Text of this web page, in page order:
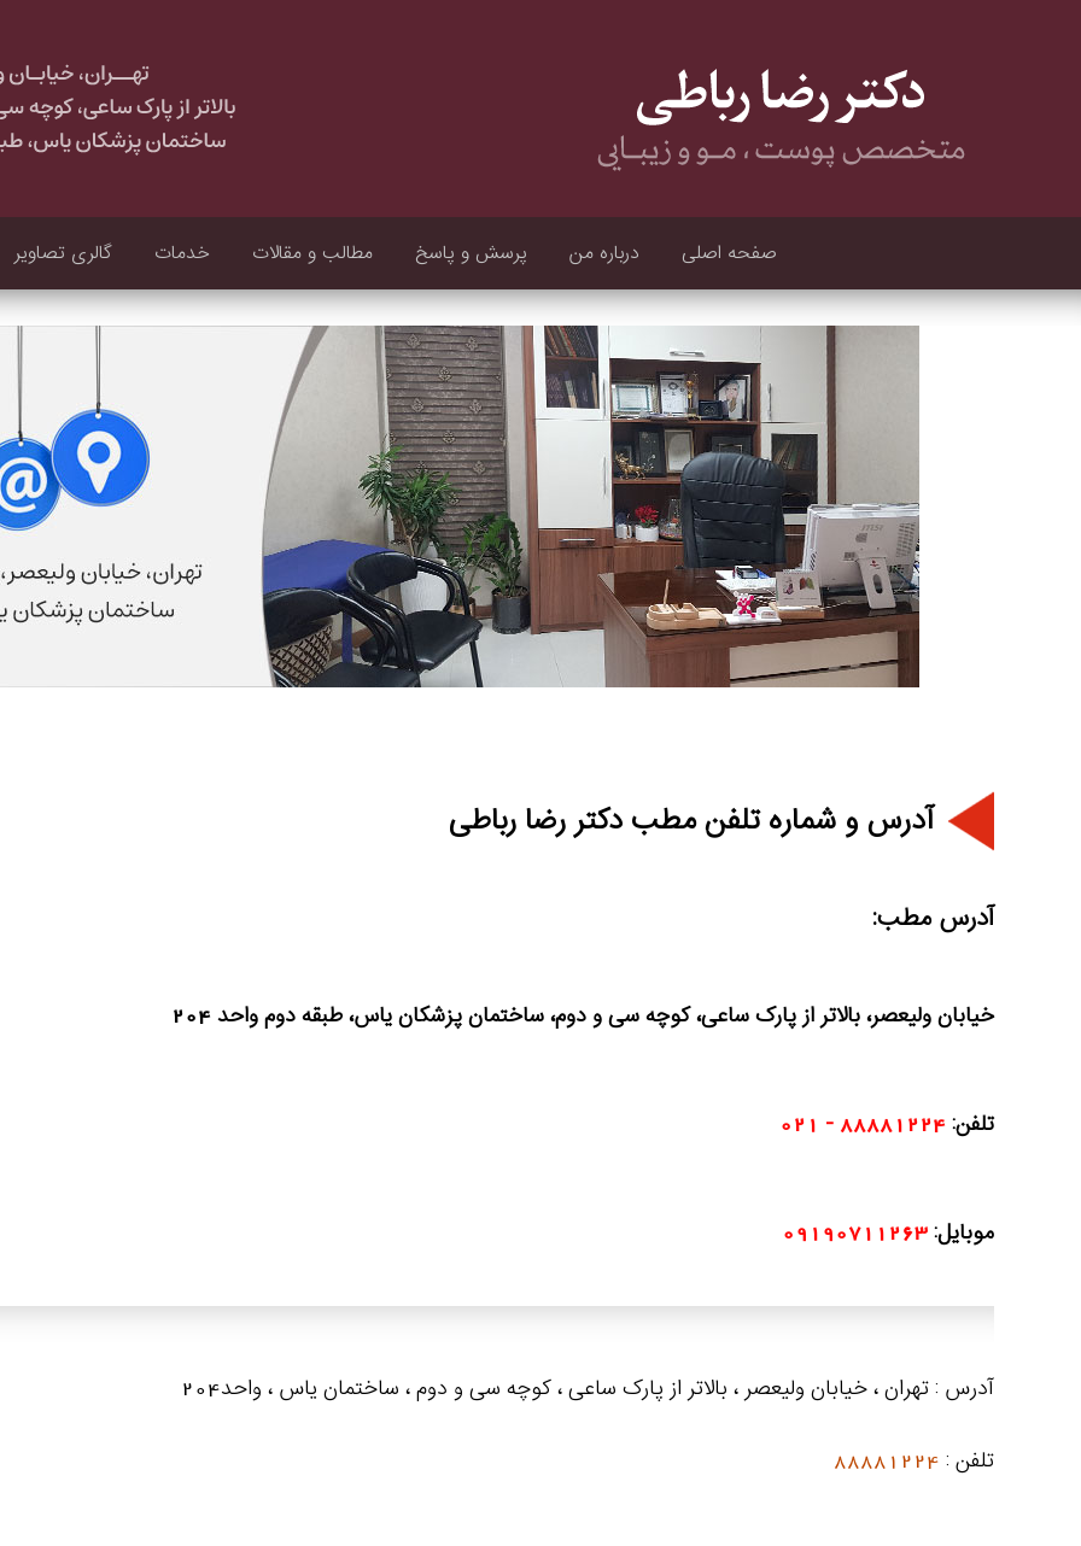
صفحه اصلی درباره من پرسش و پاسخ مطالب و مقالات خدمات گالری تصاویر
آدرس و شماره تلفن مطب دکتر رضا رباطی
آدرس مطب:
خیابان ولیعصر، بالاتر از پارک ساعی، کوچه سی و دوم، ساختمان پزشکان یاس، طبقه دوم واحد 204
تلفن:88881224 - 021
موبایل:09190711263
آدرس : تهران ، خیابان ولیعصر ، بالاتر از پارک ساعی ، کوچه سی و دوم ، ساختمان یاس ، واحد204
تلفن : 88881224